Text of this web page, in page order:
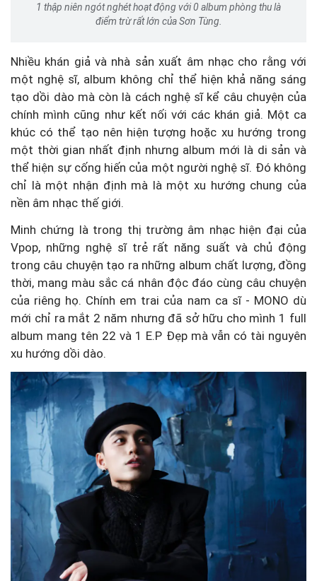
1 thập niên ngót nghét hoạt động với 0 album phòng thu là
điểm trừ rất lớn của Sơn Tùng.
Nhiều khán giả và nhà sản xuất âm nhạc cho rằng với
một nghệ sĩ, album không chỉ thể hiện khả năng sáng
tạo dồi dào mà còn là cách nghệ sĩ kể câu chuyện của
chính mình cũng như kết nối với các khán giả. Một ca
khúc có thể tạo nên hiện tượng hoặc xu hướng trong
một thời gian nhất định nhưng album mới là di sản và
thể hiện sự cống hiến của một người nghệ sĩ. Đó không
chỉ là một nhận định mà là một xu hướng chung của
nền âm nhạc thế giới.
Minh chứng là trong thị trường âm nhạc hiện đại của
Vpop, những nghệ sĩ trẻ rất năng suất và chủ động
trong câu chuyện tạo ra những album chất lượng, đồng
thời, mang màu sắc cá nhân độc đáo cùng câu chuyện
của riêng họ. Chính em trai của nam ca sĩ - MONO dù
mới chỉ ra mắt 2 năm nhưng đã sở hữu cho mình 1 full
album mang tên 22 và 1 E.P Đẹp mà vẫn có tài nguyên
xu hướng dồi dào.